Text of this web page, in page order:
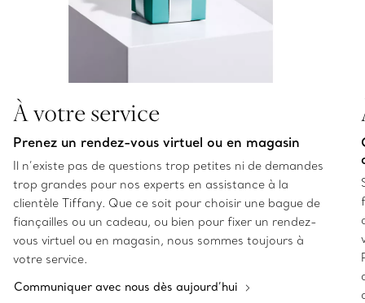
À votre service
Prenez un rendez-vous virtuel ou en magasin
Il n’existe pas de questions trop petites ni de demandes
trop grandes pour nos experts en assistance à la
clientèle Tiffany. Que ce soit pour choisir une bague de
fiançailles ou un cadeau, ou bien pour fixer un rendez-
vous virtuel ou en magasin, nous sommes toujours à
votre service.
Communiquer avec nous dès aujourd’hui